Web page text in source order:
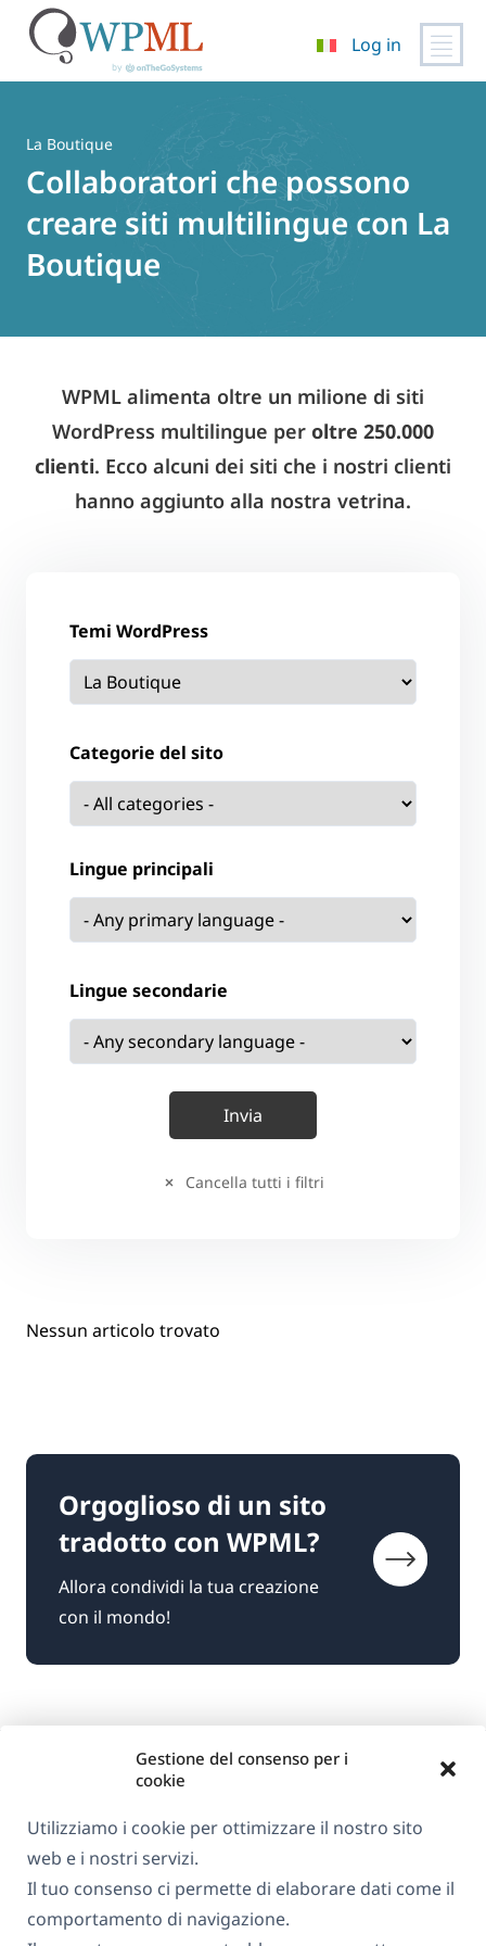
Gestione del consenso per i
cookie
Utilizziamo i cookie per ottimizzare il nostro sito
web e i nostri servizi.
Il tuo consenso ci permette di elaborare dati come il
comportamento di navigazione.
contenuto
Log in
La Boutique
Collaboratori che possono
creare siti multilingue con La
Boutique
WPML alimenta oltre un milione di siti
WordPress multilingue per oltre 250.000
clienti. Ecco alcuni dei siti che i nostri clienti
hanno aggiunto alla nostra vetrina.
Temi WordPress
Categorie del sito
Lingue principali
Lingue secondarie
Cancella tutti i filtri
Nessun articolo trovato
Orgoglioso di un sito
tradotto con WPML?
Allora condividi la tua creazione
con il mondo!
GDPR e Informativa sulla Privacy